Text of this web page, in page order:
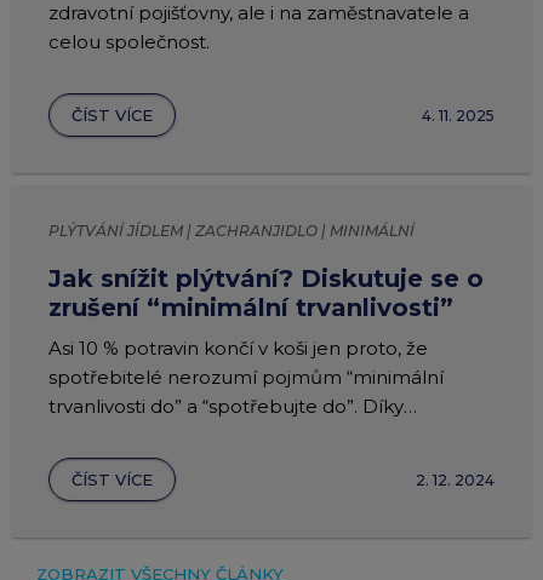
zdravotní pojišťovny, ale i na zaměstnavatele a
celou společnost.
ČÍST VÍCE 4. 11. 2025
PLÝTVÁNÍ JÍDLEM | ZACHRANJIDLO | MINIMÁLNÍ
Jak snížit plýtvání? Diskutuje se o
zrušení “minimální trvanlivosti”
Asi 10 % potravin končí v koši jen proto, že
spotřebitelé nerozumí pojmům “minimální
trvanlivosti do” a “spotřebujte do”. Díky
číslo mohlo snížit.
ČÍST VÍCE 2. 12. 2024
ZOBRAZIT VŠECHNY ČLÁNKY